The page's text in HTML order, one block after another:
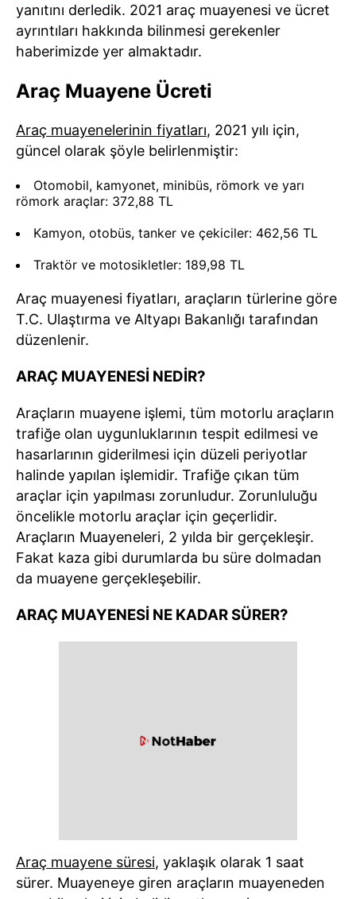
yanıtını derledik. 2021 araç muayenesi ve ücret
ayrıntıları hakkında bilinmesi gerekenler
haberimizde yer almaktadır.
Araç Muayene Ücreti
Araç muayenelerinin fiyatları, 2021 yılı için,
güncel olarak şöyle belirlenmiştir:
Otomobil, kamyonet, minibüs, römork ve yarı
römork araçlar: 372,88 TL
Kamyon, otobüs, tanker ve çekiciler: 462,56 TL
Traktör ve motosikletler: 189,98 TL
Araç muayenesi fiyatları, araçların türlerine göre
T.C. Ulaştırma ve Altyapı Bakanlığı tarafından
düzenlenir.
ARAÇ MUAYENESİ NEDİR?
Araçların muayene işlemi, tüm motorlu araçların
trafiğe olan uygunluklarının tespit edilmesi ve
hasarlarının giderilmesi için düzeli periyotlar
halinde yapılan işlemidir. Trafiğe çıkan tüm
araçlar için yapılması zorunludur. Zorunluluğu
öncelikle motorlu araçlar için geçerlidir.
Araçların Muayeneleri, 2 yılda bir gerçekleşir.
Fakat kaza gibi durumlarda bu süre dolmadan
da muayene gerçekleşebilir.
ARAÇ MUAYENESİ NE KADAR SÜRER?
Araç muayene süresi, yaklaşık olarak 1 saat
sürer. Muayeneye giren araçların muayeneden